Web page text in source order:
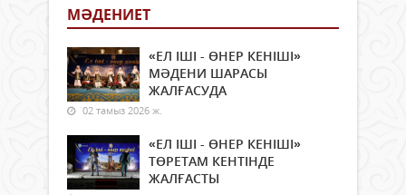
МӘДЕНИЕТ
«ЕЛ ІШІ - ӨНЕР КЕНІШІ»
МӘДЕНИ ШАРАСЫ
ЖАЛҒАСУДА
02 тамыз 2026 ж.
«ЕЛ ІШІ - ӨНЕР КЕНІШІ»
ТӨРЕТАМ КЕНТІНДЕ
ЖАЛҒАСТЫ